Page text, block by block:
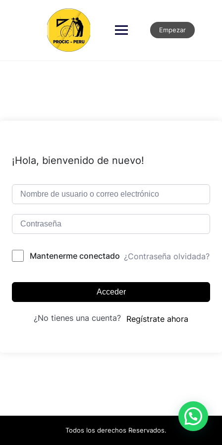
Empezar
¡Hola, bienvenido de nuevo!
Mantenerme conectado ¿Contraseña olvidada?
Acceder
¿No tienes una cuenta? Regístrate ahora
Todos los derechos Reservados.